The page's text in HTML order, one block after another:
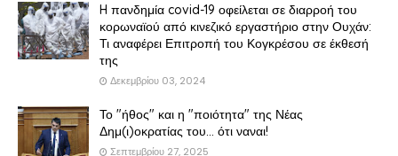
H πανδημία covid-19 οφείλεται σε διαρροή του
κορωναϊού από κινεζικό εργαστήριο στην Ουχάν:
Τι αναφέρει Επιτροπή του Κογκρέσου σε έκθεσή
της
Δεκεμβρίου 03, 2024
Το "ήθος" και η "ποιότητα" της Νέας
Δημ(ι)οκρατίας του... ότι ναναι!
Σεπτεμβρίου 27, 2025